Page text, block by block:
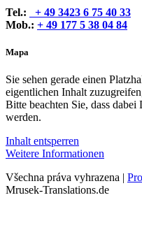
Tel.:
+ 49 3423 6 75 40 33
Mob.: + 49 177 5 38 04 84
Mapa
Sie sehen gerade einen
eigentlichen Inhalt
Bitte beachten Sie, dass
werden.
Inhalt entsperren
Weitere Informationen
Všechna práva vyhrazena |
Mrusek-Translations.de